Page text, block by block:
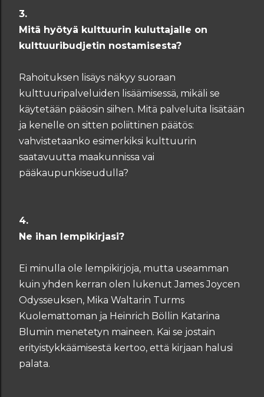
3.
Mitä hyötyä kulttuurin kuluttajalle on
kulttuuribudjetin nostamisesta?
Rahoituksen lisäys näkyy suoraan
kulttuuripalveluiden lisäämisessä, mikäli se
käytetään pääosin siihen. Mitä palveluita lisätään
ja kenelle on sitten poliittinen päätös:
vahvistetaanko esimerkiksi kulttuurin
saatavuutta maakunnissa vai
pääkaupunkiseudulla?
4.
Ne ihan lempikirjasi?
Ei minulla ole lempikirjoja, mutta useamman
kuin yhden kerran olen lukenut James Joycen
Odysseuksen, Mika Waltarin Turms
Kuolemattoman ja Heinrich Böllin Katarina
Blumin menetetyn maineen. Kai se jostain
erityistykkäämisestä kertoo, että kirjaan halusi
palata.